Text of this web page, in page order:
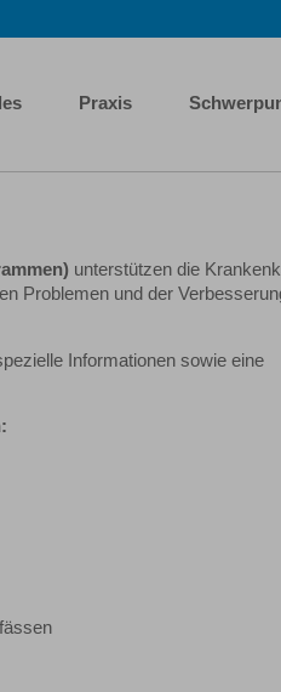
Praxis
unterstützen die
Problemen und der
Informationen sowie eine